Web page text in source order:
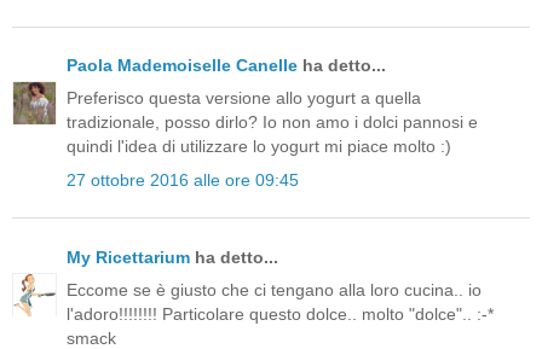
Paola Mademoiselle Canelle ha detto...
Preferisco questa versione allo yogurt a quella
tradizionale, posso dirlo? Io non amo i dolci pannosi e
quindi l'idea di utilizzare lo yogurt mi piace molto :)
27 ottobre 2016 alle ore 09:45
My Ricettarium ha detto...
Eccome se è giusto che ci tengano alla loro cucina.. io
l'adoro!!!!!!!! Particolare questo dolce.. molto "dolce".. :-*
smack